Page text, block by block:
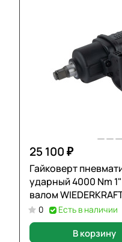
25 100 ₽
Гайковерт
ударный 4000 Nm
валом
0 Есть в наличии
В корзину